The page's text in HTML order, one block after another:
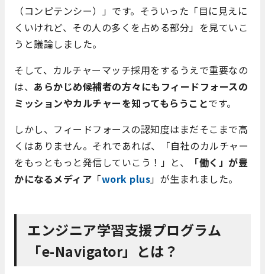
（コンピテンシー）」です。そういった「目に見えに
くいけれど、その人の多くを占める部分」を見ていこ
うと議論しました。
そして、カルチャーマッチ採用をするうえで重要なの
は、 あらかじめ候補者の方々にもフィードフォースの
ミッションやカルチャーを知ってもらうことです。
しかし、フィードフォースの認知度はまだそこまで高
くはありません。それであれば、「自社のカルチャー
をもっともっと発信していこう！」と、
「働く」が豊
かになるメディア 「work plus」が生まれました。
エンジニア学習支援プログラム
「e-Navigator」とは？